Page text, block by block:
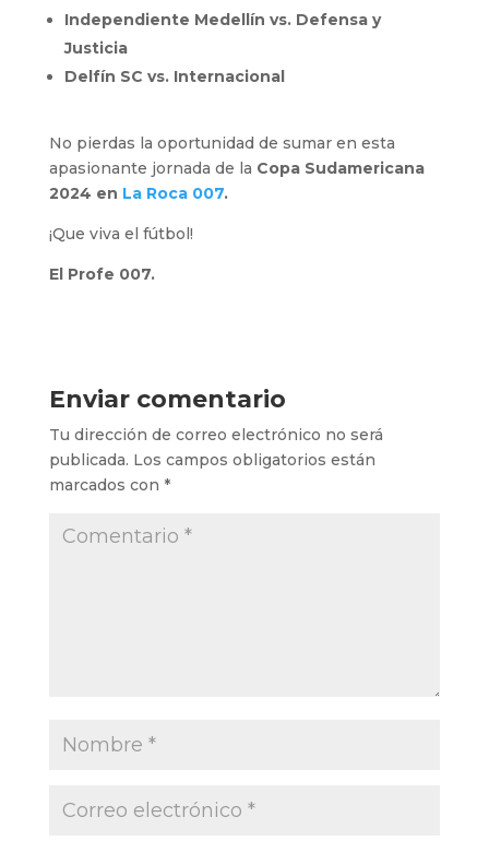
Independiente Medellín vs. Defensa y
Justicia
Delfín SC vs. Internacional
No pierdas la oportunidad de sumar en esta
apasionante jornada de la Copa Sudamericana
2024 en La Roca 007.
¡Que viva el fútbol!
El Profe 007.
Enviar comentario
Tu dirección de correo electrónico no será
publicada. Los campos obligatorios están
marcados con *